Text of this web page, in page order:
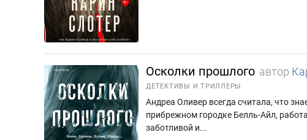
Осколки прошлого автор
ДЕТЕКТИВЫ И ТРИЛЛЕРЫ
Андреа Оливер всегда считала, что
прибрежном городке Белль-Айл,
заботливой и...